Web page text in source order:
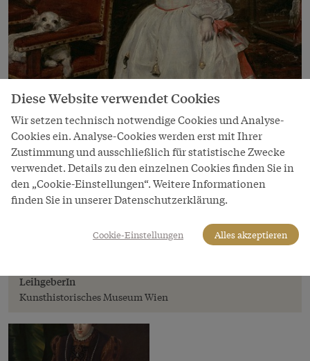
Bild
Diego Rodríguez de Silva y Velázquez (1599
–1660): Infant Philipp Prosper (1657–1661),
LeihgeberIn
Kunsthistorisches Museum Wien
Diese Website verwendet Cookies
Wir setzen technisch notwendige Cookies und Analyse-
Cookies ein. Analyse-Cookies werden erst mit Ihrer
Zustimmung und ausschließlich für statistische Zwecke
verwendet. Details zu den einzelnen Cookies finden Sie in
den „Cookie-Einstellungen“. Weitere Informationen
finden Sie in unserer Datenschutzerklärung.
Cookie-Einstellungen Alles akzeptieren